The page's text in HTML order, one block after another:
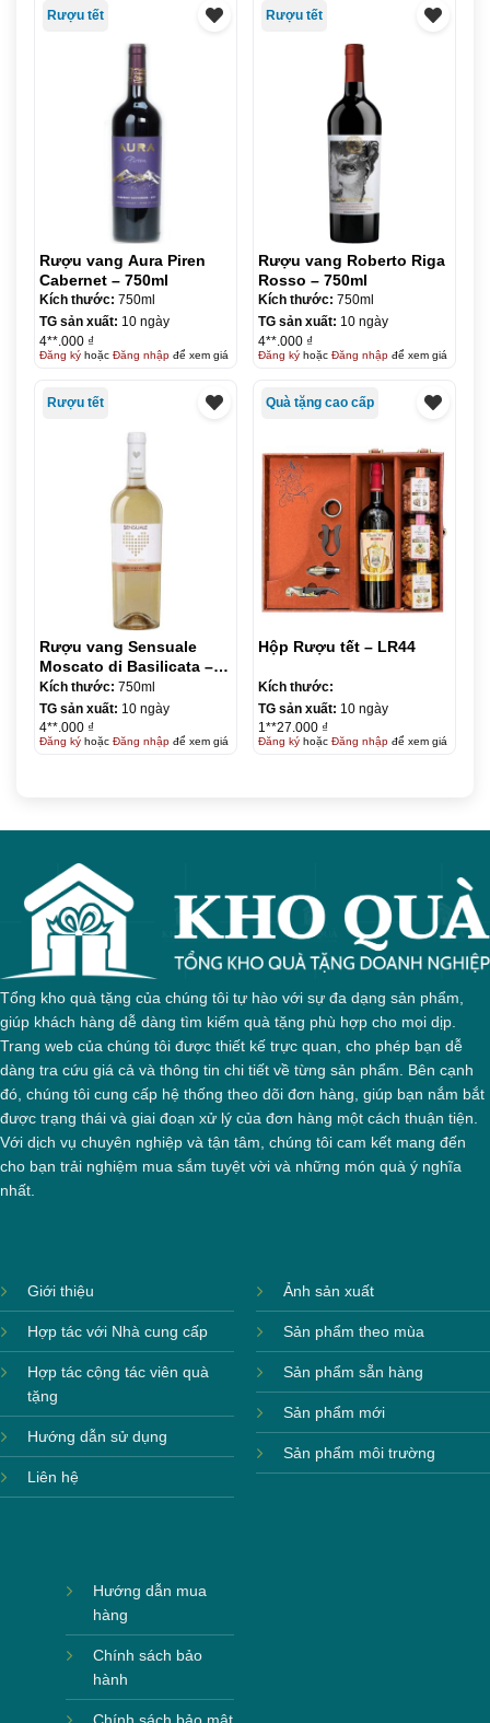
Rượu tết
Rượu vang Aura Piren
Cabernet – 750ml
Kích thước: 750ml
TG sản xuất: 10 ngày
4**.000 ₫
Đăng kýhoặc Đăng nhậpđể xem giá
Rượu tết
Rượu vang Roberto Riga
Rosso – 750ml
Kích thước: 750ml
TG sản xuất: 10 ngày
4**.000 ₫
Đăng kýhoặc Đăng nhậpđể xem giá
Rượu tết
Rượu vang Sensuale
Moscato di Basilicata –
750ml
Kích thước: 750ml
TG sản xuất: 10 ngày
4**.000 ₫
Đăng kýhoặc Đăng nhậpđể xem giá
Quà tặng cao cấp
Hộp Rượu tết – LR44
Kích thước:
TG sản xuất: 10 ngày
1**27.000 ₫
Đăng kýhoặc Đăng nhậpđể xem giá
Tổng kho quà tặng của chúng tôi tự hào với sự đa dạng sản phẩm,
giúp khách hàng dễ dàng tìm kiếm quà tặng phù hợp cho mọi dịp.
Trang web của chúng tôi được thiết kế trực quan, cho phép bạn dễ
dàng tra cứu giá cả và thông tin chi tiết về từng sản phẩm. Bên cạnh
đó, chúng tôi cung cấp hệ thống theo dõi đơn hàng, giúp bạn nắm bắt
được trạng thái và giai đoạn xử lý của đơn hàng một cách thuận tiện.
Với dịch vụ chuyên nghiệp và tận tâm, chúng tôi cam kết mang đến
cho bạn trải nghiệm mua sắm tuyệt vời và những món quà ý nghĩa
nhất.
Giới thiệu
Hợp tác với Nhà cung cấp
Hợp tác cộng tác viên quà
tặng
Hướng dẫn sử dụng
Liên hệ
Ảnh sản xuất
Sản phẩm theo mùa
Sản phẩm sẵn hàng
Sản phẩm mới
Sản phẩm môi trường
Hướng dẫn mua
hàng
Chính sách bảo
hành
Chính sách bảo mật